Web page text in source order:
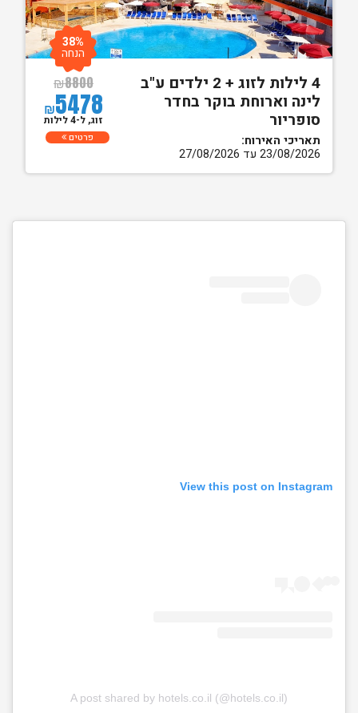
4 לילות לזוג + 2 ילדים ע"ב
לינה וארוחת בוקר בחדר
סופריור
תאריכי האירוח:
23/08/2026 עד 27/08/2026
₪8800
₪5478
38%
הנחה
זוג, ל-4 לילות
פרטים
View this post on Instagram
A post shared by hotels.co.il (@hotels.co.il)